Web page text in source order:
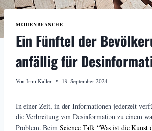
MEDIENBRANCHE
Ein Fünftel der
anfällig für
Von Irmi Koller 18. September 2024
In einer Zeit, in der Informationen jederzeit
die Verbreitung von Desinformation zu einem
Problem. Beim Science Talk “Was ist die Kunst